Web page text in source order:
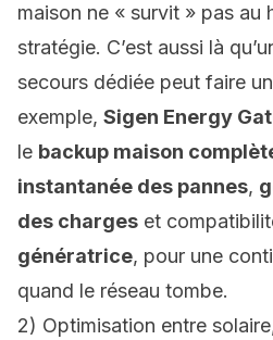
maison ne « survit » pas au
stratégie. C’est aussi là
secours dédiée peut faire
exemple, Sigen Energy
le backup maison
instantanée des pannes,
des charges et
génératrice, pour une
quand le réseau tombe.
2) Optimisation entre